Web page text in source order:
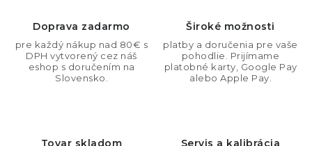
Doprava zadarmo
pre každý nákup nad 80€ s
DPH vytvorený cez náš
eshop s doručením na
Slovensko.
Široké možnosti
platby a doručenia pre vaše
pohodlie. Prijímame
platobné karty, Google Pay
alebo Apple Pay.
Tovar skladom Servis a kalibrácia